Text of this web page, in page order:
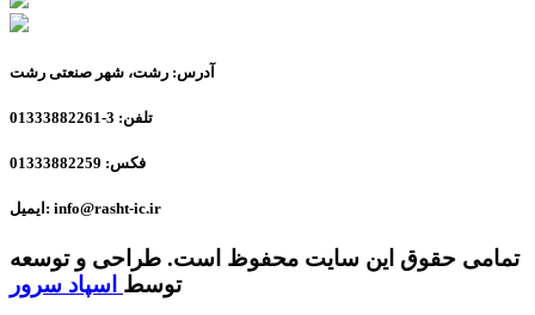
آدرس: رشت، شهر صنعتی رشت
تلفن: 3-01333882261
فکس: 01333882259
ایمیل: info@rasht-ic.ir
تمامی حقوق این سایت محفوظ است. طراحی و توسعه
توسط اسپاد سرور